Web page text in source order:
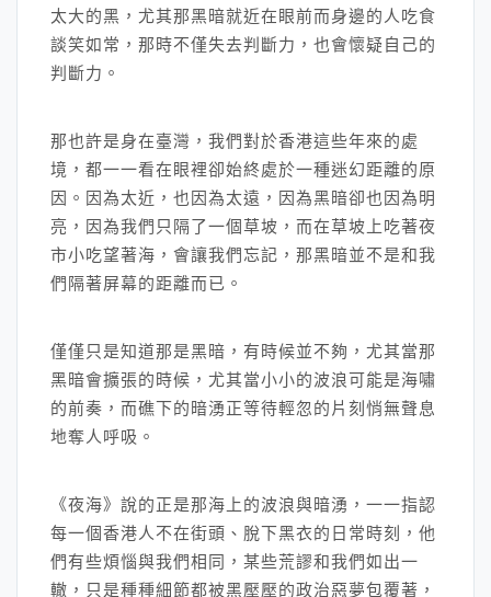
太大的黑，尤其那黑暗就近在眼前而身邊的人吃食
談笑如常，那時不僅失去判斷力，也會懷疑自己的
判斷力。
那也許是身在臺灣，我們對於香港這些年來的處
境，都一一看在眼裡卻始終處於一種迷幻距離的原
因。因為太近，也因為太遠，因為黑暗卻也因為明
亮，因為我們只隔了一個草坡，而在草坡上吃著夜
市小吃望著海，會讓我們忘記，那黑暗並不是和我
們隔著屏幕的距離而已。
僅僅只是知道那是黑暗，有時候並不夠，尤其當那
黑暗會擴張的時候，尤其當小小的波浪可能是海嘯
的前奏，而礁下的暗湧正等待輕忽的片刻悄無聲息
地奪人呼吸。
《夜海》說的正是那海上的波浪與暗湧，一一指認
每一個香港人不在街頭、脫下黑衣的日常時刻，他
們有些煩惱與我們相同，某些荒謬和我們如出一
轍，只是種種細節都被黑壓壓的政治惡夢包覆著，